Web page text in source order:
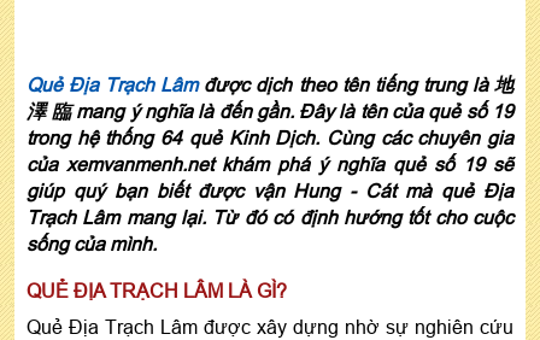
Quẻ Địa Trạch Lâmđược dịch theo tên tiếng trung là 地
澤 臨 mang ý nghĩa là đến gần. Đây là tên của quẻ số 19
trong hệ thống 64 quẻ Kinh Dịch. Cùng các chuyên gia
của xemvanmenh.net khám phá ý nghĩa quẻ số 19 sẽ
giúp quý bạn biết được vận Hung - Cát mà quẻ Địa
Trạch Lâm mang lại. Từ đó có định hướng tốt cho cuộc
sống của mình.
QUẺ ĐỊA TRẠCH LÂM LÀ GÌ?
Quẻ Địa Trạch Lâm được xây dựng nhờ sự nghiên cứu